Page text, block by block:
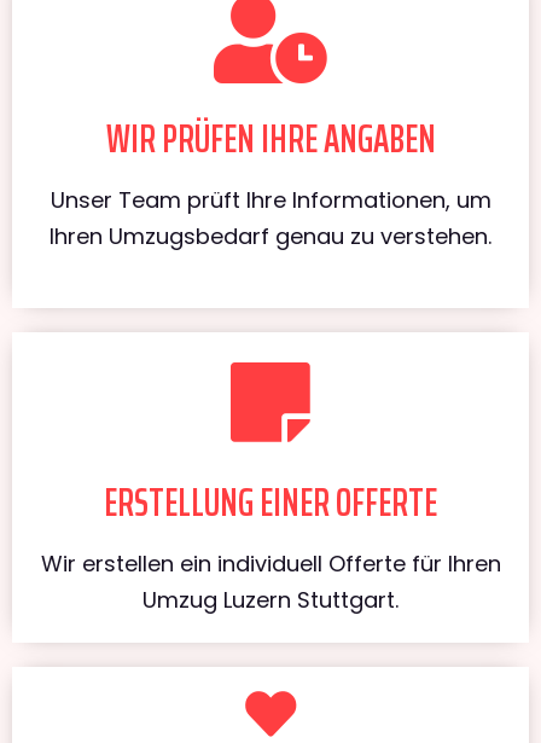
WIR PRÜFEN IHRE ANGABEN
Unser Team prüft Ihre Informationen, um
Ihren Umzugsbedarf genau zu verstehen.
ERSTELLUNG EINER OFFERTE
Wir erstellen ein individuell Offerte für Ihren
Umzug Luzern Stuttgart.